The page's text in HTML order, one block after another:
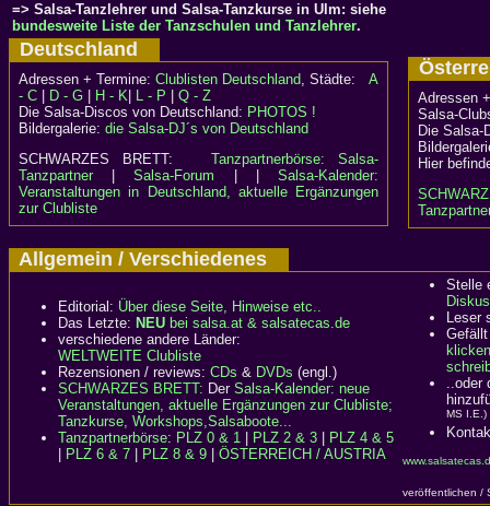
=> Salsa-Tanzlehrer und Salsa-Tanzkurse in Ulm: siehe
bundesweite Liste der Tanzschulen und Tanzlehrer.
Deutschland
Adressen + Termine: Clublisten Deutschland, Städte: A
- C
D - G H - K L - P
Q - Z
Die Salsa-Discos von Deutschland: PHOTOS !
Bildergalerie: die Salsa-DJ´s von Deutschland
SCHWARZES BRETT:Tanzpartnerbörse: Salsa-
Tanzpartner|Salsa-Forum | |Salsa-Kalender:
Veranstaltungen in Deutschland, aktuelle Ergänzungen
zur Clubliste
Adressen
Salsa-
Die
Hier
Allgemein / Verschiedenes
Editorial: Über diese Seite, Hinweise etc..
Das Letzte: NEU bei salsa.at & salsatecas.de
verschiedene andere Länder:
WELTWEITE Clubliste
Rezensionen / reviews: CDs & DVDs (engl.)
SCHWARZES BRETT: Der Salsa-Kalender: neue
Veranstaltungen, aktuelle Ergänzungen zur Clubliste;
Tanzkurse, Workshops,Salsaboote...
Tanzpartnerbörse: PLZ 0 & 1 PLZ 2 & 3
PLZ 4 & 5
PLZ 6 & 7 PLZ 8 & 9 ÖSTERREICH / AUSTRIA
Stelle
Leser
klicken
..oder
MS I.E.)
veröffentlichen /